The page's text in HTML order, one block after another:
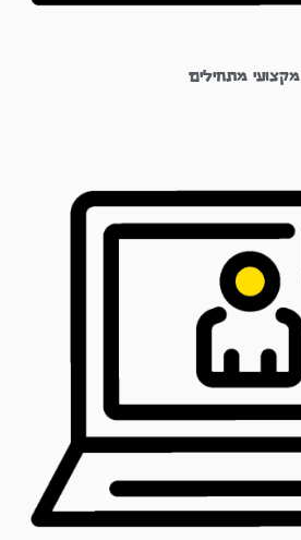
מקצועי מתחילים